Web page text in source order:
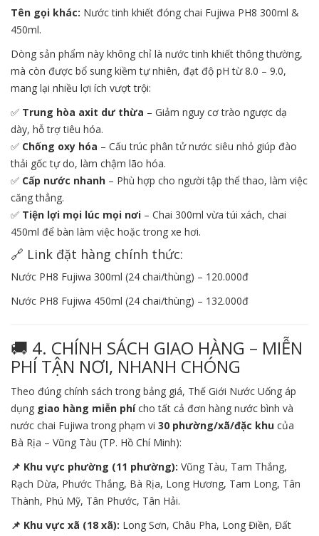
Tên gọi khác: Nước tinh khiết đóng chai Fujiwa PH8 300ml &
450ml.
Dòng sản phẩm này không chỉ là nước tinh khiết thông thường,
mà còn được bổ sung kiềm tự nhiên, đạt độ pH từ 8.0 – 9.0,
mang lại nhiều lợi ích vượt trội:
✅ Trung hòa axit dư thừa – Giảm nguy cơ trào ngược dạ
dày, hỗ trợ tiêu hóa.
✅ Chống oxy hóa – Cấu trúc phân tử nước siêu nhỏ giúp đào
thải gốc tự do, làm chậm lão hóa.
✅ Cấp nước nhanh – Phù hợp cho người tập thể thao, làm việc
căng thẳng.
✅ Tiện lợi mọi lúc mọi nơi – Chai 300ml vừa túi xách, chai
450ml để bàn làm việc hoặc trong xe hơi.
🔗 Link đặt hàng chính thức:
Nước PH8 Fujiwa 300ml (24 chai/thùng) – 120.000đ
Nước PH8 Fujiwa 450ml (24 chai/thùng) – 132.000đ
🚚 4. CHÍNH SÁCH GIAO HÀNG – MIỄN
PHÍ TẬN NƠI, NHANH CHÓNG
Theo đúng chính sách trong bảng giá, Thế Giới Nước Uống áp
dụng giao hàng miễn phícho tất cả đơn hàng nước bình và
nước chai Fujiwa trong phạm vi 30 phường/xã/đặc khu của
Bà Rịa – Vũng Tàu (TP. Hồ Chí Minh):
📌 Khu vực phường (11 phường): Vũng Tàu, Tam Thắng,
Rạch Dừa, Phước Thắng, Bà Rịa, Long Hương, Tam Long, Tân
Thành, Phú Mỹ, Tân Phước, Tân Hải.
📌 Khu vực xã (18 xã): Long Sơn, Châu Pha, Long Điền, Đất